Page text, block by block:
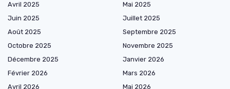
Avril 2025
Mai 2025
Juin 2025
Juillet 2025
Août 2025
Septembre 2025
Octobre 2025
Novembre 2025
Décembre 2025
Janvier 2026
Février 2026
Mars 2026
Avril 2026
Mai 2026